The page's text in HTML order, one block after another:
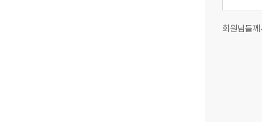
회원님들